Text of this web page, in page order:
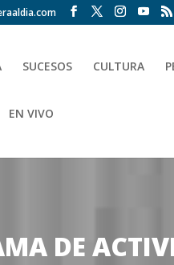
SUCESOS CULTURA
EN VIVO
DE